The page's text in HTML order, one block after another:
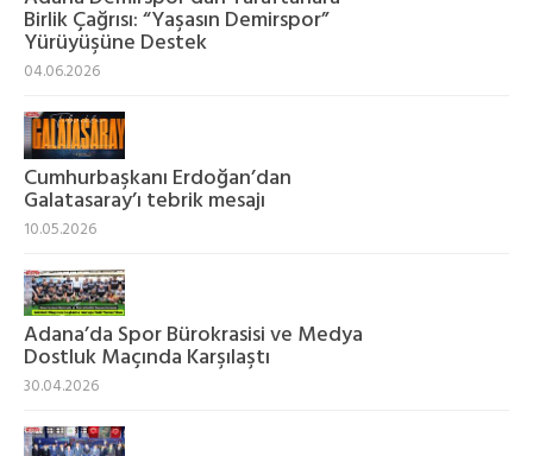
Birlik Çağrısı: “Yaşasın Demirspor”
Yürüyüşüne Destek
04.06.2026
Cumhurbaşkanı Erdoğan’dan
Galatasaray’ı tebrik mesajı
10.05.2026
Adana’da Spor Bürokrasisi ve Medya
Dostluk Maçında Karşılaştı
30.04.2026